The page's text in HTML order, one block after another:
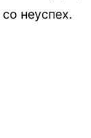
неуспех.